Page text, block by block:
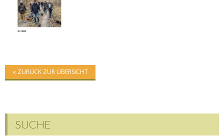
« ZURÜCK ZUR ÜBERSICHT
SUCHE